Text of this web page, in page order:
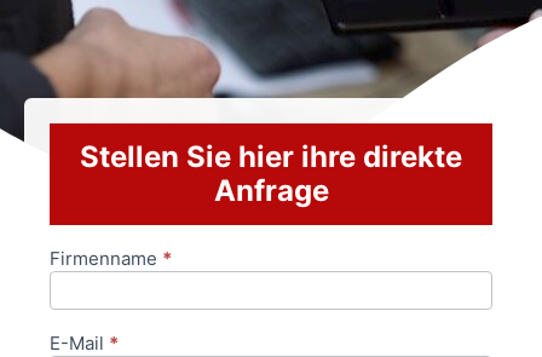
Stellen Sie hier ihre direkte
Anfrage
Anfrageformular
Firmenname *
E-Mail *